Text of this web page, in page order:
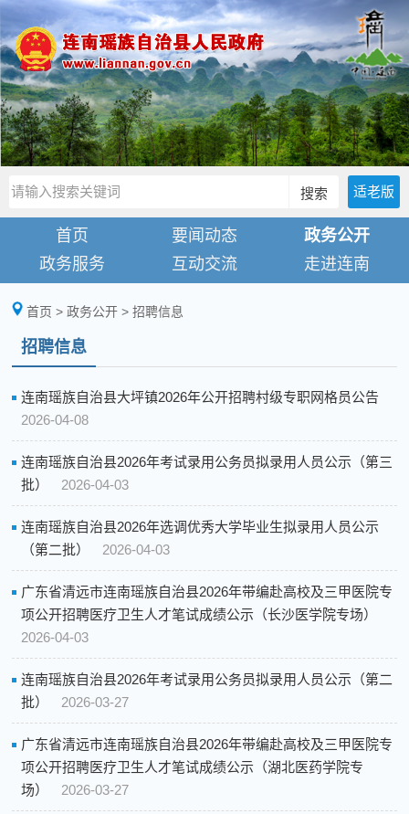
搜索 适老版
首页 要闻动态
政务公开
政务服务
互动交流 走进连南
首页 >政务公开 >招聘信息
招聘信息
连南瑶族自治县大坪镇2026年公开招聘村级专职网格员公告
2026-04-08
连南瑶族自治县2026年考试录用公务员拟录用人员公示（第三
批）
2026-04-03
连南瑶族自治县2026年选调优秀大学毕业生拟录用人员公示
（第二批）
2026-04-03
广东省清远市连南瑶族自治县2026年带编赴高校及三甲医院专
项公开招聘医疗卫生人才笔试成绩公示（长沙医学院专场）
2026-04-03
连南瑶族自治县2026年考试录用公务员拟录用人员公示（第二
批）
2026-03-27
广东省清远市连南瑶族自治县2026年带编赴高校及三甲医院专
项公开招聘医疗卫生人才笔试成绩公示（湖北医药学院专
场）
2026-03-27